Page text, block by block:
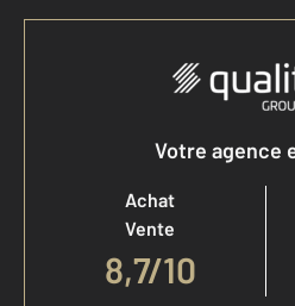
Votre agence
Achat
Vente
8,7/10